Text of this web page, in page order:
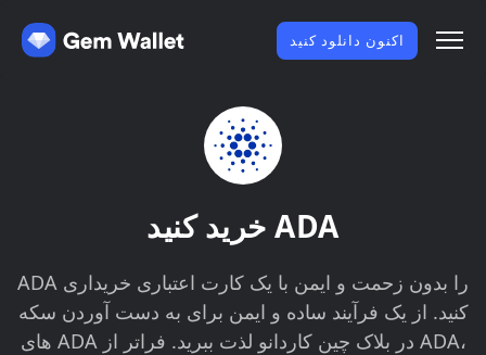
اکنون دانلود کنید
خرید کنید ADA
ADA را بدون زحمت و ایمن با یک کارت اعتباری خریداری
کنید. از یک فرآیند ساده و ایمن برای به دست آوردن سکه
های ADA در بلاک چین کاردانو لذت ببرید. فراتر از ADA،